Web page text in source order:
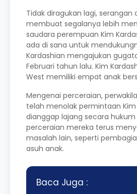
Tidak diragukan lagi, serangan
membuat segalanya lebih
saudara perempuan Kim
ada di sana untuk
Kardashian mengajukan
Februari tahun lalu. Kim
West memiliki empat anak
Mengenai perceraian,
telah menolak permintaan
dianggap lajang secara hukum
perceraian mereka terus
masalah lain, seperti
asuh anak.
Baca Juga :